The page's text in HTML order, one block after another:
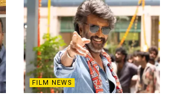
FILM NEWS